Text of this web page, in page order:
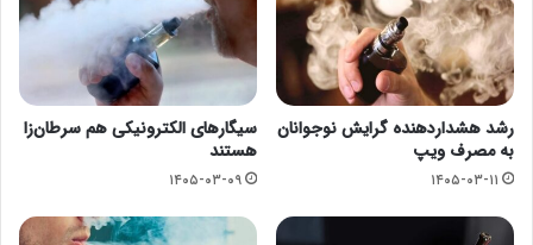
رشد هشداردهنده گرایش نوجوانان
به مصرف ویپ
۱۴۰۵-۰۳-۱۱
سیگارهای الکترونیکی هم سرطان‌زا
هستند
۱۴۰۵-۰۳-۰۹